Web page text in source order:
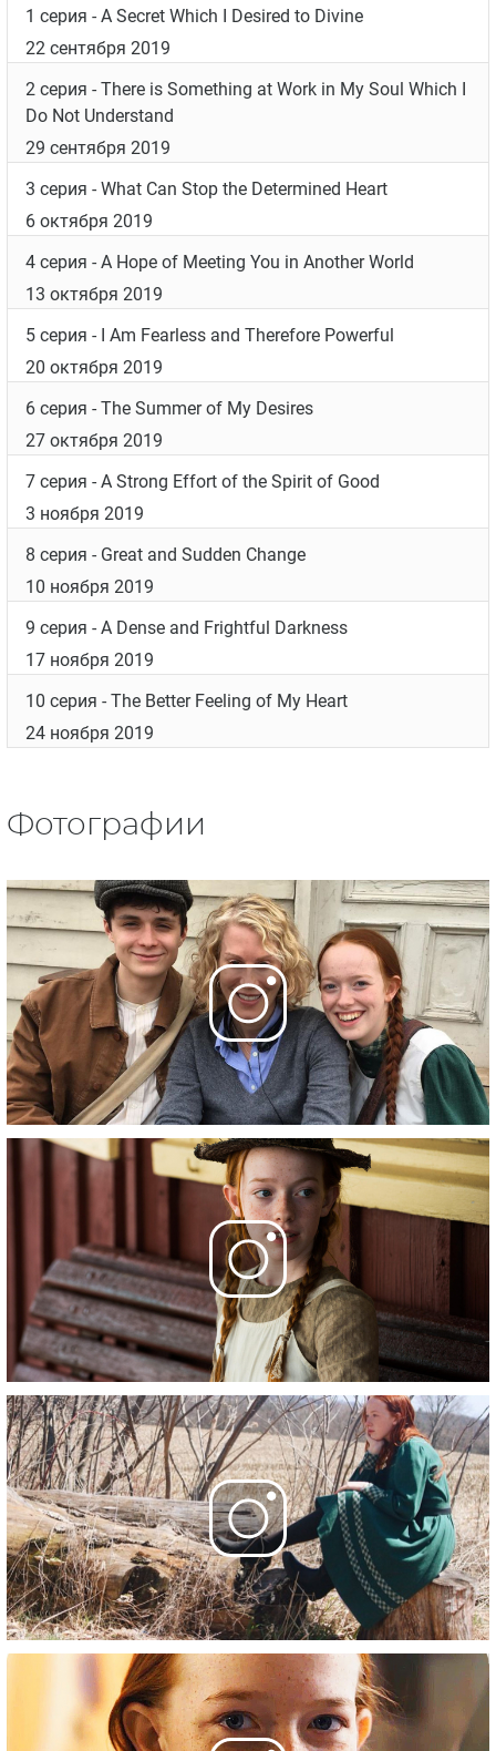
1 серия - A Secret Which I Desired to Divine
22 сентября 2019
2 серия - There is Something at Work in My Soul Which I
Do Not Understand
29 сентября 2019
3 серия - What Can Stop the Determined Heart
6 октября 2019
4 серия - A Hope of Meeting You in Another World
13 октября 2019
5 серия - I Am Fearless and Therefore Powerful
20 октября 2019
6 серия - The Summer of My Desires
27 октября 2019
7 серия - A Strong Effort of the Spirit of Good
3 ноября 2019
8 серия - Great and Sudden Change
10 ноября 2019
9 серия - A Dense and Frightful Darkness
17 ноября 2019
10 серия - The Better Feeling of My Heart
24 ноября 2019
Фотографии